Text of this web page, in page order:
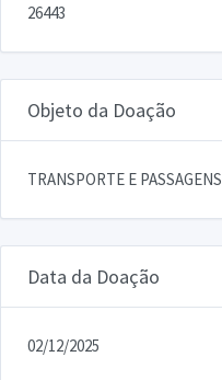
26443
Objeto da Doação
TRANSPORTE E PASSAGENS
Data da Doação
02/12/2025